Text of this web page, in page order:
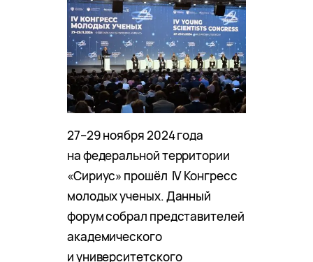
27–29 ноября 2024 года
на федеральной территории
«Сириус» прошёл IV Конгресс
молодых ученых. Данный
форум собрал представителей
академического
и университетского